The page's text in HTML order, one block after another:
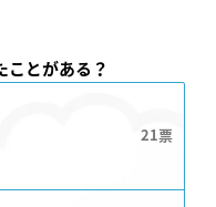
ことがある？
21